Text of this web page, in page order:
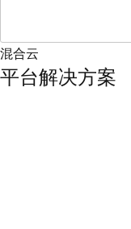
混合云
平台解决方案